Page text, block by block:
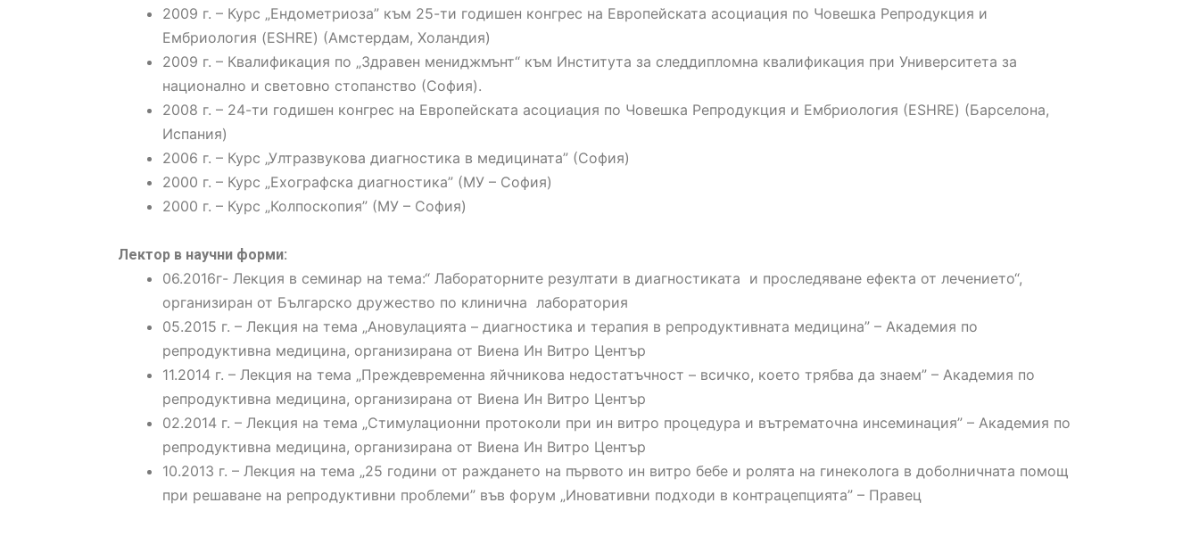
2009 г. – Курс „Ендометриоза” към 25-ти годишен конгрес на Европейската асоциация по Човешка Репродукция и
Ембриология (ESHRE) (Амстердам, Холандия)
2009 г. – Квалификация по „Здравен мениджмънт“ към Института за следдипломна квалификация при Университета за
национално и световно стопанство (София).
2008 г. – 24-ти годишен конгрес на Европейската асоциация по Човешка Репродукция и Ембриология (ЕSHRE) (Барселона,
Испания)
2006 г. – Курс „Ултразвукова диагностика в медицината” (София)
2000 г. – Курс „Ехографска диагностика” (МУ – София)
2000 г. – Курс „Колпоскопия” (МУ – София)
Лектор в научни форми:
06.2016г- Лекция в семинар на тема:“ Лабораторните резултати в диагностиката и проследяване ефекта от лечението“,
организиран от Българско дружество по клинична лаборатория
05.2015 г. – Лекция на тема „Ановулацията – диагностика и терапия в репродуктивната медицина” – Академия по
репродуктивна медицина, организирана от Виена Ин Витро Център
11.2014 г. – Лекция на тема „Преждевременна яйчникова недостатъчност – всичко, което трябва да знаем” – Академия по
репродуктивна медицина, организирана от Виена Ин Витро Център
02.2014 г. – Лекция на тема „Стимулационни протоколи при ин витро процедура и вътрематочна инсеминация” – Академия по
репродуктивна медицина, организирана от Виена Ин Витро Център
10.2013 г. – Лекция на тема „25 години от раждането на първото ин витро бебе и ролята на гинеколога в доболничната помощ
при решаване на репродуктивни проблеми” във форум „Иновативни подходи в контрацепцията” – Правец